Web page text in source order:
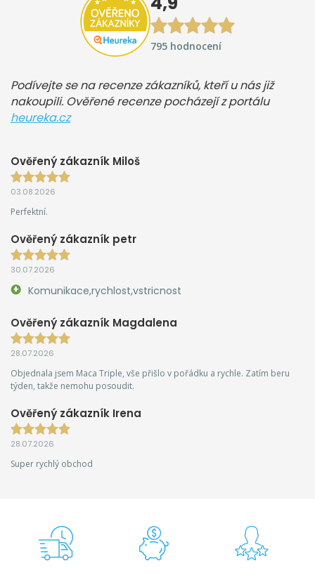
795 hodnocení
Podívejte se na recenze zákazníků, kteří u nás již
nakoupili. Ověřené recenze pocházejí z portálu
heureka.cz
Ověřený zákazník Miloš
03.08.2026
Perfektní.
Ověřený zákazník petr
30.07.2026
Komunikace,rychlost,vstricnost
Ověřený zákazník Magdalena
28.07.2026
Objednala jsem Maca Triple, vše přišlo v pořádku a rychle. Zatím beru
týden, takže nemohu posoudit.
Ověřený zákazník Irena
28.07.2026
Super rychlý obchod